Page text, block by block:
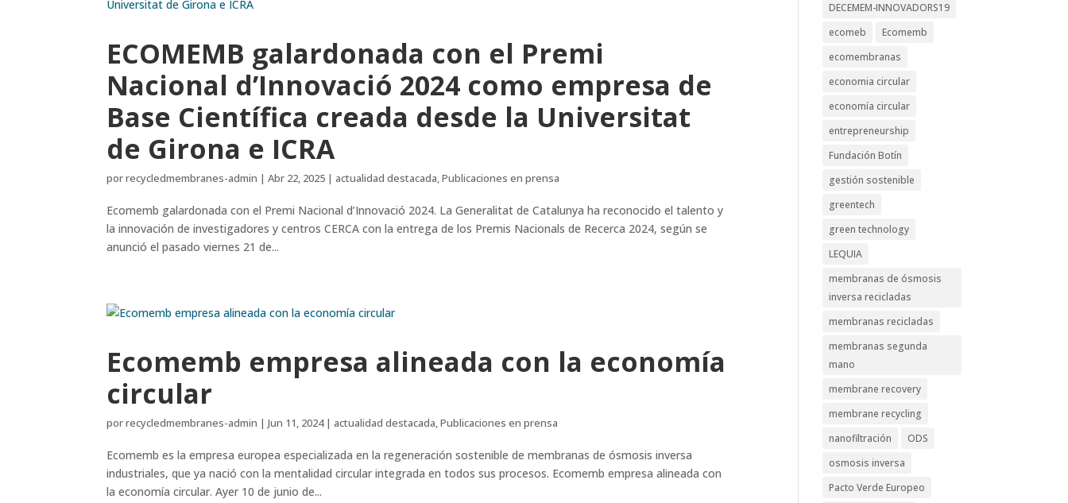
ECOMEMB galardonada con el Premi
Nacional d’Innovació 2024 como empresa de
Base Científica creada desde la Universitat
de Girona e ICRA
porrecycledmembranes-admin |Abr 22, 2025 | actualidad destacada,Publicaciones en prensa
Ecomemb galardonada con el Premi Nacional d’Innovació 2024. La Generalitat de Catalunya ha reconocido el talento y
la innovación de investigadores y centros CERCA con la entrega de los Premis Nacionals de Recerca 2024, según se
anunció el pasado viernes 21 de...
Ecomemb empresa alineada con la economía
circular
porrecycledmembranes-admin |Jun 11, 2024| actualidad destacada,Publicaciones en prensa
Ecomemb es la empresa europea especializada en la regeneración sostenible de membranas de ósmosis inversa
industriales, que ya nació con la mentalidad circular integrada en todos sus procesos. Ecomemb empresa alineada con
la economía circular. Ayer 10 de junio de...
DECEMEM-INNOVADORS19
ecomeb
Ecomemb
ecomembranas
economia circular
economía circular
entrepreneurship
Fundación Botín
gestión sostenible
greentech
green technology
LEQUIA
membranas de ósmosis
inversa recicladas
membranas recicladas
membranas segunda
mano
membrane recovery
membrane recycling
nanofiltración
ODS
osmosis inversa
Pacto Verde Europeo